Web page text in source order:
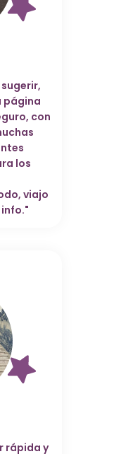
página
con
los
viajo
rápida y